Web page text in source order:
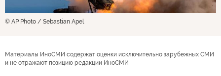
© AP Photo / Sebastian Apel
Материалы ИноСМИ содержат оценки исключительно зарубежных СМИ
и не отражают позицию редакции ИноСМИ